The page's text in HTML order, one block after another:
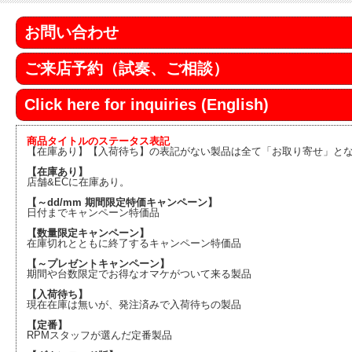
お問い合わせ
ご来店予約（試奏、ご相談）
Click here for inquiries (English)
商品タイトルのステータス表記
【在庫あり】【入荷待ち】の表記がない製品は全て「お取り寄せ」とな
【在庫あり】
店舗&ECに在庫あり。
【～dd/mm 期間限定特価キャンペーン】
日付までキャンペーン特価品
【数量限定キャンペーン】
在庫切れとともに終了するキャンペーン特価品
【～プレゼントキャンペーン】
期間や台数限定でお得なオマケがついて来る製品
【入荷待ち】
現在在庫は無いが、発注済みで入荷待ちの製品
【定番】
RPMスタッフが選んだ定番製品